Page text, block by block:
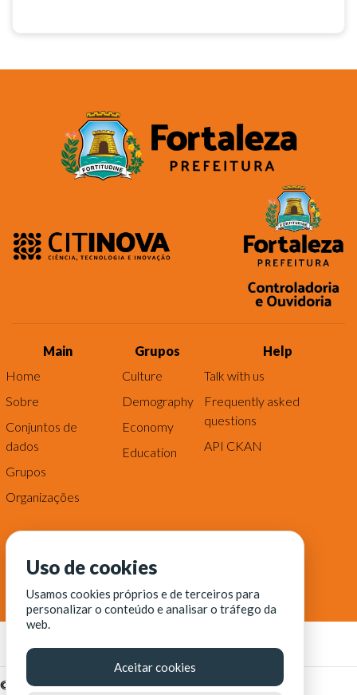
Main
Home
Sobre
Conjuntos de
dados
Grupos
Organizações
Grupos
Culture
Demography
Economy
Education
Help
Talk with us
Frequently asked
questions
API CKAN
© Fortaleza Digital || CITINOVA - Fundação de Ciência,
Uso de cookies
Usamos cookies próprios e de terceiros para
personalizar o conteúdo e analisar o tráfego da
web.
Aceitar cookies